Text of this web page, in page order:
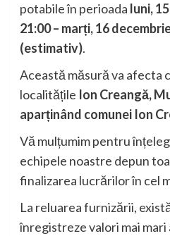
potabile în perioada luni,
21:00 – marți, 16
(estimativ).
Această măsură va afecta
localitățile Ion Creangă,
aparținând comunei Ion
Vă mulțumim pentru
echipele noastre depun
finalizarea lucrărilor în cel
La reluarea furnizării,
înregistreze valori mai